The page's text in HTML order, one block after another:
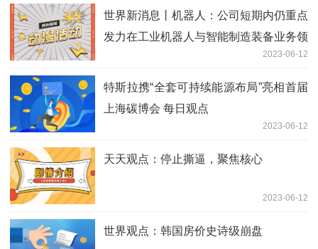
世界新消息丨机器人：公司短期内仍重点
发力在工业机器人与智能制造装备业务领
2023-06-12
特斯拉携“全套可持续能源布局”亮相首届
上海碳博会 每日观点
2023-06-12
天天观点：停止撕逼，聚焦核心
2023-06-12
世界观点：韩国房价史诗级崩盘